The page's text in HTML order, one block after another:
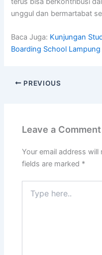
unggul dan bermartabat
Baca Juga: Kunjungan
Boarding School Lampung
PREVIOUS
Leave a Comment
Your email address
fields are marked *
here..